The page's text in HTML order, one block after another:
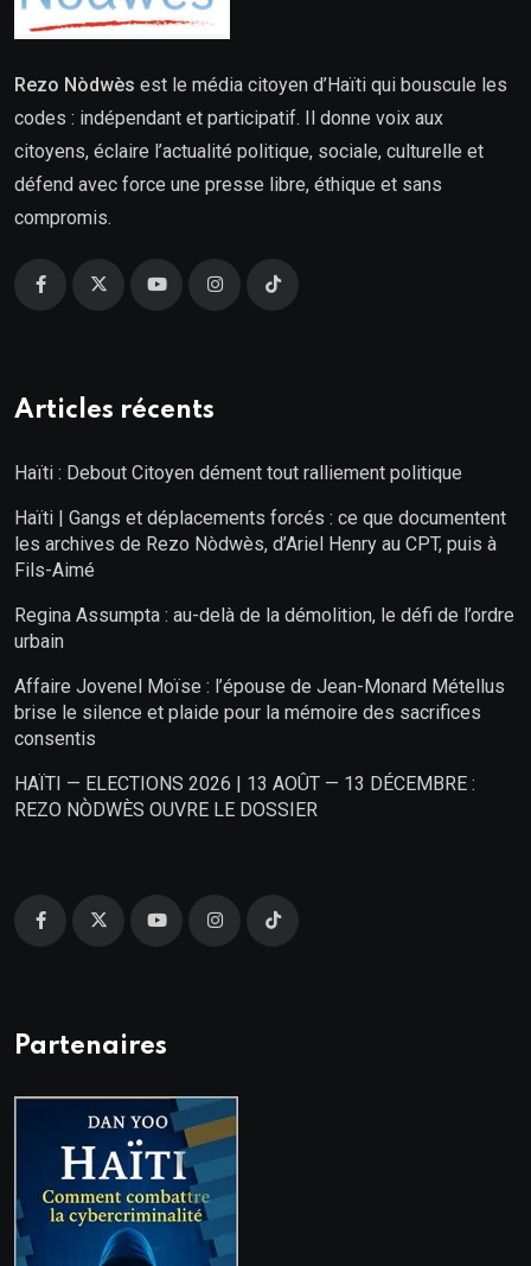
Rezo Nòdwès est le média citoyen d’Haïti qui bouscule les
codes : indépendant et participatif. Il donne voix aux
citoyens, éclaire l’actualité politique, sociale, culturelle et
défend avec force une presse libre, éthique et sans
compromis.
Articles récents
Haïti : Debout Citoyen dément tout ralliement politique
Haïti | Gangs et déplacements forcés : ce que documentent
les archives de Rezo Nòdwès, d’Ariel Henry au CPT, puis à
Fils-Aimé
Regina Assumpta : au-delà de la démolition, le défi de l’ordre
urbain
Affaire Jovenel Moïse : l’épouse de Jean-Monard Métellus
brise le silence et plaide pour la mémoire des sacrifices
consentis
HAÏTI — ELECTIONS 2026 | 13 AOÛT — 13 DÉCEMBRE :
REZO NÒDWÈS OUVRE LE DOSSIER
Partenaires